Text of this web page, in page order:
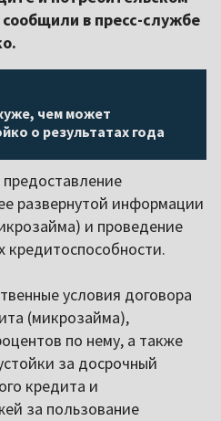
в пресс-службе
чем может
о результатах года
предоставление
развернутой информации
и проведение
кредитоспособности.
условия договора
(микрозайма),
по нему, а также
за досрочный
кредита и
за пользование